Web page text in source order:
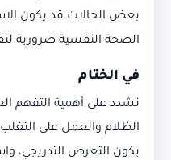
بعض الحالات قد يكون
الصحة النفسية ضرورية
في الختام
نشدد على أهمية التفهم
الظلام والعمل على
يكون التعرض التدريجي،